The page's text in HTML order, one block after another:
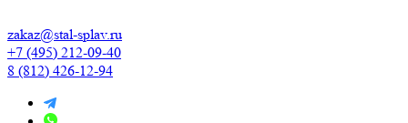
zakaz@stal-splav.ru
+7 (495) 212-09-40
8 (812) 426-12-94